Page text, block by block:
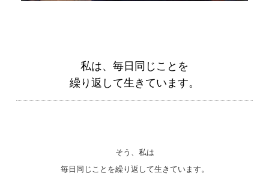
私は、毎日同じことを
繰り返して生きています。
そう、私は
毎日同じことを繰り返して生きています。